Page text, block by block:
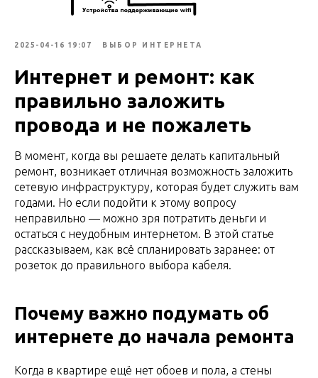
2025-04-16 19:07 ВЫБОР ИНТЕРНЕТА
Интернет и ремонт: как
правильно заложить
провода и не пожалеть
В момент, когда вы решаете делать капитальный
ремонт, возникает отличная возможность заложить
сетевую инфраструктуру, которая будет служить вам
годами. Но если подойти к этому вопросу
неправильно — можно зря потратить деньги и
остаться с неудобным интернетом. В этой статье
рассказываем, как всё спланировать заранее: от
розеток до правильного выбора кабеля.
Почему важно подумать об
интернете до начала ремонта
Когда в квартире ещё нет обоев и пола, а стены